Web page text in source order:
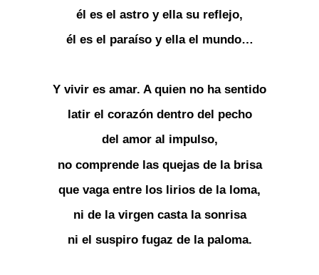
él es el astro y ella su reflejo,
él es el paraíso y ella el mundo…
Y vivir es amar. A quien no ha sentido
latir el corazón dentro del pecho
del amor al impulso,
no comprende las quejas de la brisa
que vaga entre los lirios de la loma,
ni de la virgen casta la sonrisa
ni el suspiro fugaz de la paloma.